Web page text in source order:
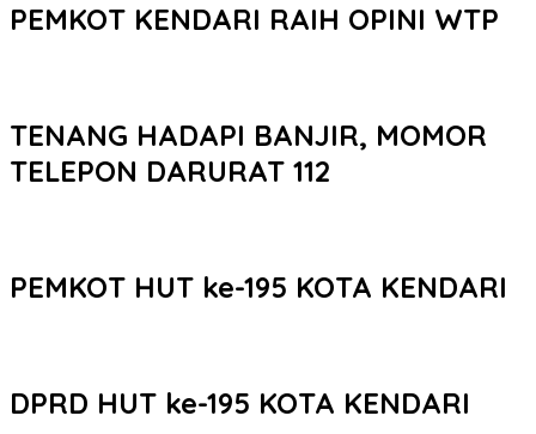
PEMKOT KENDARI RAIH OPINI WTP
TENANG HADAPI BANJIR, MOMOR
TELEPON DARURAT 112
PEMKOT HUT ke-195 KOTA KENDARI
DPRD HUT ke-195 KOTA KENDARI